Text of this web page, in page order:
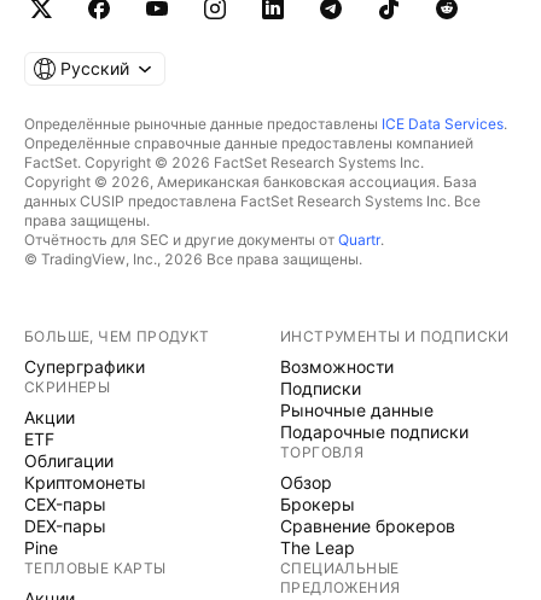
Русский
Определённые рыночные данные предоставлены ICE Data Services.
Определённые справочные данные предоставлены компанией
FactSet. Copyright © 2026 FactSet Research Systems Inc.
Copyright © 2026, Американская банковская ассоциация. База
данных CUSIP предоставлена FactSet Research Systems Inc. Все
права защищены.
Отчётность для SEC и другие документы от Quartr.
© TradingView, Inc., 2026 Все права защищены.
БОЛЬШЕ, ЧЕМ ПРОДУКТ
Суперграфики
СКРИНЕРЫ
Акции
ETF
Облигации
Криптомонеты
CEX-пары
DEX-пары
Pine
ТЕПЛОВЫЕ КАРТЫ
ИНСТРУМЕНТЫ И ПОДПИСКИ
Возможности
Подписки
Рыночные данные
Подарочные подписки
ТОРГОВЛЯ
Обзор
Брокеры
Сравнение брокеров
The Leap
СПЕЦИАЛЬНЫЕ
ПРЕДЛОЖЕНИЯ